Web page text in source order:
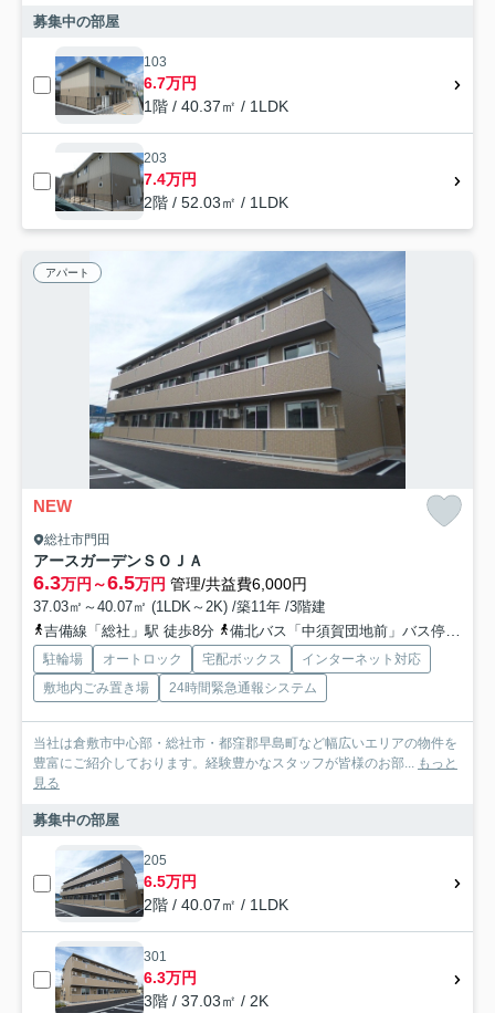
募集中の部屋
103
6.7万円
1階 / 40.37㎡ / 1LDK
203
7.4万円
2階 / 52.03㎡ / 1LDK
アパート
NEW
総社市門田
アースガーデンＳＯＪＡ
6.3万円～6.5万円 管理/共益費6,000円
37.03㎡～40.07㎡ (1LDK～2K) /築11年 /3階建
吉備線「総社」駅 徒歩8分
備北バス「中須賀団地前」バス停下車 徒歩3分
駐輪場 オートロック 宅配ボックス
インターネット対応
敷地内ごみ置き場
24時間緊急通報システム
当社は倉敷市中心部・総社市・都窪郡早島町など幅広いエリアの物件を
豊富にご紹介しております。経験豊かなスタッフが皆様のお部... もっと
見る
募集中の部屋
205
6.5万円
2階 / 40.07㎡ / 1LDK
301
6.3万円
3階 / 37.03㎡ / 2K